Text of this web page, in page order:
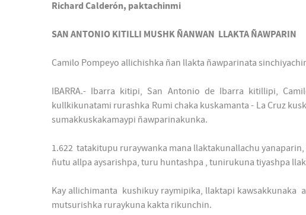
Richard Calderón, paktachinmi
SAN ANTONIO KITILLI MUSHK ÑANWAN LLAKTA ÑAWPARIN
Camilo Pompeyo allichishka ñan llakta ñawparinata
IBARRA.- Ibarra kitipi, San Antonio de Ibarra kitillipi,
kullkikunatami rurashka Rumi chaka kuskamanta - La Cruz
sumakkuskakamaypi ñawparinakunka.
1.622 tatakitupu ruraywanka mana llaktakunallachu
ñutu allpa aysarishpa, turu huntashpa , tunirukuna tiyashpa
Kay allichimanta kushikuy raymipika, llaktapi kawsakkunaka
mutsurishka ruraykuna kakta rikunchin.